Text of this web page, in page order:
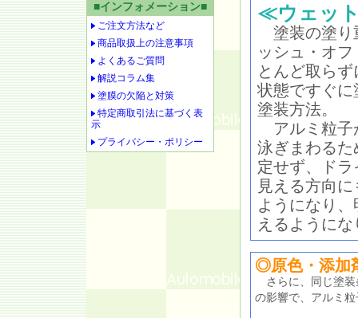
■インフォメーション■
ご注文方法など
商品取扱上の注意事項
よくあるご質問
解説コラム集
塗膜の欠陥と対策
特定商取引法に基づく表
示
プライバシー・ポリシー
≪ウェッ
塗装の塗り
ッシュ・オ
とんど取ら
状態ですぐ
塗装方法。
アルミ粒子
泳ぎまわる
定せず、ド
見える方向
ようになり
えるように
◎原色・添加
さらに、同じ塗装
の影響で、アルミ